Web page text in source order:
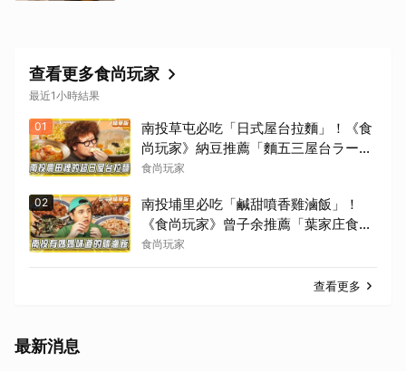
查看更多食尚玩家
最近1小時結果
01
南投草屯必吃「日式屋台拉麵」！《食
尚玩家》納豆推薦「麵五三屋台ラーメ
ン」
食尚玩家
02
南投埔里必吃「鹹甜噴香雞滷飯」！
《食尚玩家》曾子余推薦「葉家庄食
堂」
食尚玩家
查看更多
最新消息